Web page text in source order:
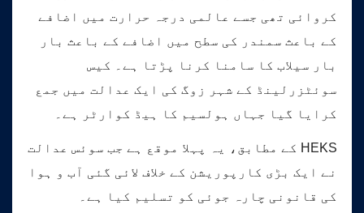
کروائی تھی جسے عالمی درجہ حرارت میں اضافے
کے باعث سمندر کی سطح میں اضافے کے باعث بار
بار سیلاب کا سامنا کرنا پڑتا ہے۔ کیس
سوئٹزرلینڈ کے شہر زوگ کی ایک عدالت میں جمع
کرایا گیا جہاں ہولسیم کا ہیڈ کوارٹر ہے۔
HEKS کے مطابق، یہ پہلا موقع ہے جب سوئس عدالت
نے ایک بڑی کارپوریشن کے خلاف لائی گئی آب و ہوا
کی قانونی چارہ جوئی کو تسلیم کیا ہے۔